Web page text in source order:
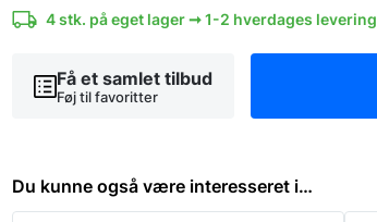
Touch
Switch4 stk. på eget lager ➞ 1-2 hverdages levering
Få et samlet tilbud
Føj til favoritter
Du kunne også være interesseret i…